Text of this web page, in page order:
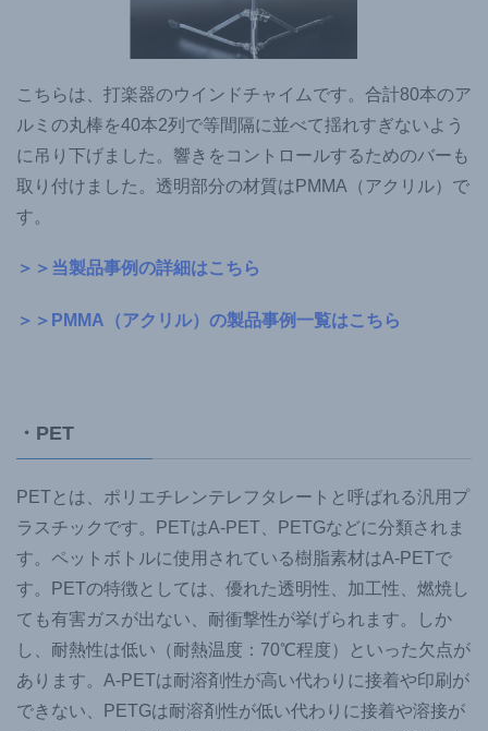
こちらは、打楽器のウインドチャイムです。合計80本のア
ルミの丸棒を40本2列で等間隔に並べて揺れすぎないよう
に吊り下げました。響きをコントロールするためのバーも
取り付けました。透明部分の材質はPMMA（アクリル）で
す。
＞＞当製品事例の詳細はこちら
＞＞PMMA（アクリル）の製品事例一覧はこちら
・PET
PETとは、ポリエチレンテレフタレートと呼ばれる汎用プ
ラスチックです。PETはA-PET、PETGなどに分類されま
す。ペットボトルに使用されている樹脂素材はA-PETで
す。PETの特徴としては、優れた透明性、加工性、燃焼し
ても有害ガスが出ない、耐衝撃性が挙げられます。しか
し、耐熱性は低い（耐熱温度：70℃程度）といった欠点が
あります。A-PETは耐溶剤性が高い代わりに接着や印刷が
できない、PETGは耐溶剤性が低い代わりに接着や溶接が